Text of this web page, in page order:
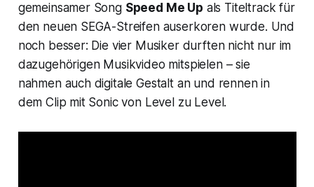
gemeinsamer Song Speed Me Up als Titeltrack für
den neuen SEGA-Streifen auserkoren wurde. Und
noch besser: Die vier Musiker durften nicht nur im
dazugehörigen Musikvideo mitspielen – sie
nahmen auch digitale Gestalt an und rennen in
dem Clip mit Sonic von Level zu Level.